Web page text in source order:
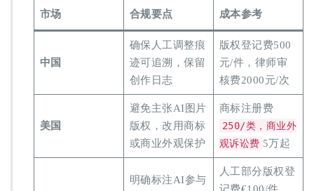
​市场​ ​合规要点​ ​成本参考​
​中国​
确保人工调整痕
迹可追溯，保留
创作日志
版权登记费500
元/件，律师审
核费2000元/次
​美国​
避免主张AI图片
版权，改用商标
或商业外观保护
商标注册费
250/类，商业外
观诉讼费 5万起
明确标注AI参与
人工部分版权登